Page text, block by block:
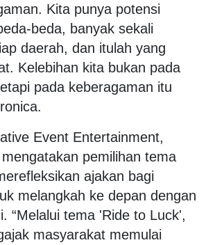
Kita punya potensi
beda, banyak sekali
daerah, dan itulah yang
Kelebihan kita bukan pada
pada keberagaman itu
Event Entertainment,
pemilihan tema
ajakan bagi
melangkah ke depan dengan
“Melalui tema 'Ride to Luck',
masyarakat memulai